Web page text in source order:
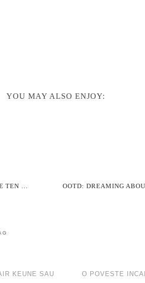
YOU MAY ALSO ENJOY:
TEN … OOTD: DREAMING
KEUNE SAU
O POVESTE